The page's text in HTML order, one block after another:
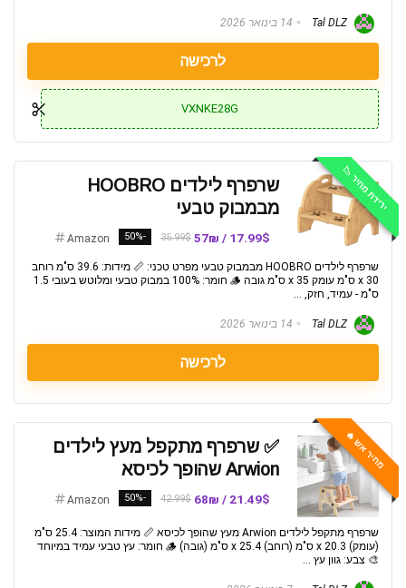
Tal DLZ 14 בינואר 2026
לרכישה
VXNKE28G
ירידת מחיר 📉
שרפרף לילדים HOOBRO
מבמבוק טבעי
17.99$ / 57₪
35.99$
-50%
Amazon
שרפרף לילדים HOOBRO מבמבוק טבעי מפרט טכני: 📏 מידות: 39.6 ס"מ רוחב
x 30 ס"מ עומק x 35 ס"מ גובה 🪵 חומר: 100% במבוק טבעי ומלוטש בעובי 1.5
ס"מ - עמיד, חזק, ...
Tal DLZ 14 בינואר 2026
לרכישה
מחיר אש 🔥
✅ שרפרף מתקפל מעץ לילדים
Arwion שהופך לכיסא
21.49$ / 68₪
42.99$
-50%
Amazon
שרפרף מתקפל לילדים Arwion מעץ שהופך לכיסא 📏 מידות המוצר: 25.4 ס"מ
(עומק) x 20.3 ס"מ (רוחב) x 25.4 ס"מ (גובה) 🪵 חומר: עץ טבעי עמיד במיוחד
🎨 צבע: גוון עץ ...